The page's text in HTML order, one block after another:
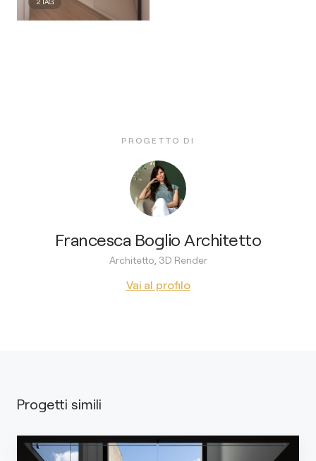
PROGETTO DI
Francesca Boglio Architetto
Architetto, 3D Render
Vai al profilo
Progetti simili